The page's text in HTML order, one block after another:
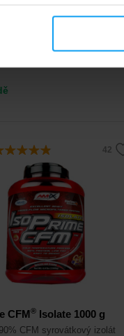
CFM® Isolate 1000 g
CFM syrovátkový izolát